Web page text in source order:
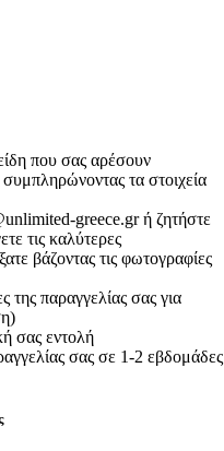
που σας αρέσουν
τα στοιχεία
greece.gr ή ζητήστε
τις καλύτερες
βάζοντας τις φωτογραφίες
της παραγγελίας σας για
σας εντολή
σας σε 1-2 εβδομάδες